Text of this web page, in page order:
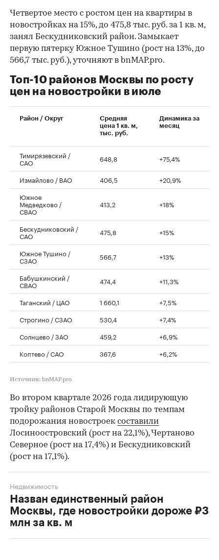
00:00 / 00:00
Четвертое место с ростом цен на квартиры в
новостройках на 15%, до 475,8 тыс. руб. за 1 кв. м,
занял Бескудниковский район. Замыкает
первую пятерку Южное Тушино (рост на 13%, до
566,7 тыс. руб.), уточняют в bnMAP.pro.
Топ-10 районов Москвы по росту
цен на новостройки в июле
Район / Округ
Средняя
цена 1 кв. м,
тыс. руб.
Динамика за
месяц
Тимирязевский /
САО 648,8 +75,4%
Измайлово / ВАО 406,5
+20,9%
Южное
Медведково /
СВАО
413,2 +18%
Бескудниковский /
САО 475,8 +15%
Южное Тушино /
СЗАО 566,7 +13%
Бабушкинский /
СВАО 474,4 +11,3%
Таганский / ЦАО 1 660,1
+7,5%
Строгино / СЗАО
530,4
+7,4%
Солнцево / ЗАО
459,2
+6,9%
Коптево / САО
367,6 +6,2%
Источник: bnMAP.pro
Во втором квартале 2026 года лидирующую
тройку районов Старой Москвы по темпам
подорожания новостроек составили
Лосиноостровский (рост на 22,1%), Чертаново
Северное (рост на 17,4%) и Бескудниковский
(рост на 17,1%).
Назван единственный район
Москвы, где новостройки дороже ₽3
млн за кв. м
Недвижимость